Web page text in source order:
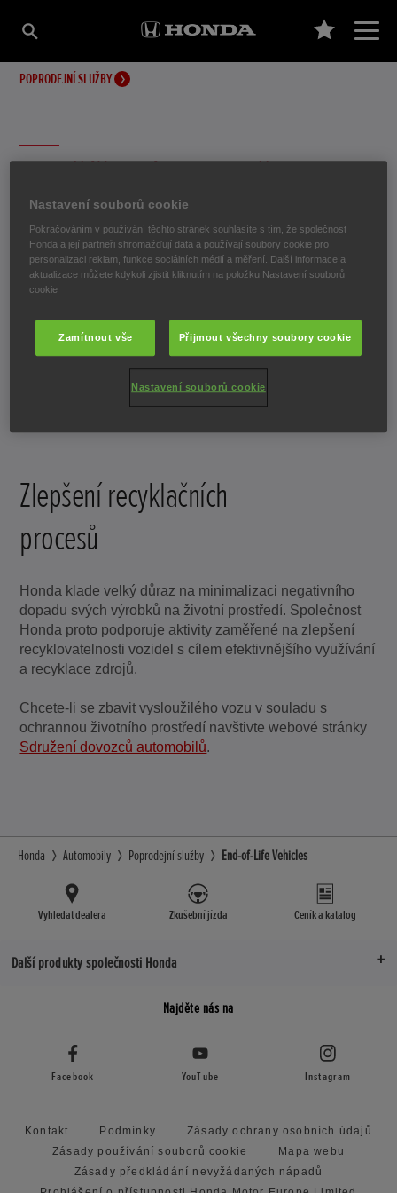
POPRODEJNÍ SLUŽBY
ROZŠÍŘENÁ ODPOVĚDNOST
VÝROBCE
Společnost Honda je již mnoho let v čele ekologického
vozidel bere velmi vážně. Společnost Honda neustále
zlepšuje ekologické vlastnosti svých výrobků.
Zlepšení recyklačních
procesů
Honda klade velký důraz na minimalizaci negativního
dopadu svých výrobků na životní prostředí. Společnost
Honda proto podporuje aktivity zaměřené na zlepšení
recyklovatelnosti vozidel s cílem efektivnějšího využívání
a recyklace zdrojů.
Chcete-li se zbavit vysloužilého vozu v souladu s
ochrannou životního prostředí navštivte webové stránky
Sdružení dovozců automobilů.
Honda Automobily Poprodejní služby End-of-Life Vehicles
Vyhledat dealera Zkušební jízda Ceník a katalog
Další produkty společnosti Honda
Najděte nás na
Facebook YouTube Instagram
Kontakt Podmínky
Zásady ochrany osobních údajů
Zásady používání souborů cookie
Mapa webu
Zásady předkládání nevyžádaných nápadů
Nastavení souborů cookie
Pokračováním v používání těchto stránek souhlasíte s tím, že společnost
Honda a její partneři shromažďují data a používají soubory cookie pro
personalizaci reklam, funkce sociálních médií a měření. Další informace a
aktualizace můžete kdykoli zjistit kliknutím na položku Nastavení souborů
cookie
Zamítnout vše Přijmout všechny soubory cookie
Nastavení souborů cookie